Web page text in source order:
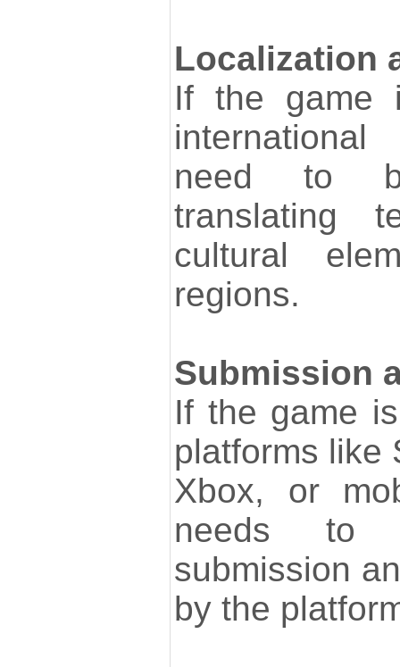
Localization
If the game
need to
translating
cultural
regions.
Submission
If the game
platforms like
Xbox, or
needs to
submission
by the